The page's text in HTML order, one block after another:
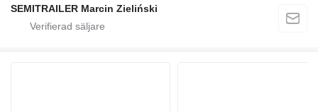
SEMITRAILER Marcin Zieliński